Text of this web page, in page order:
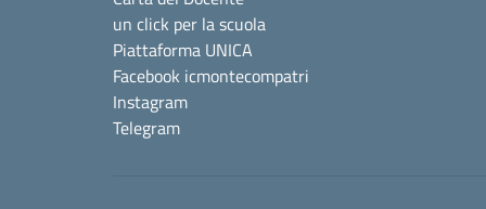
un click per la scuola
Piattaforma UNICA
Facebook icmontecompatri
Instagram
Telegram